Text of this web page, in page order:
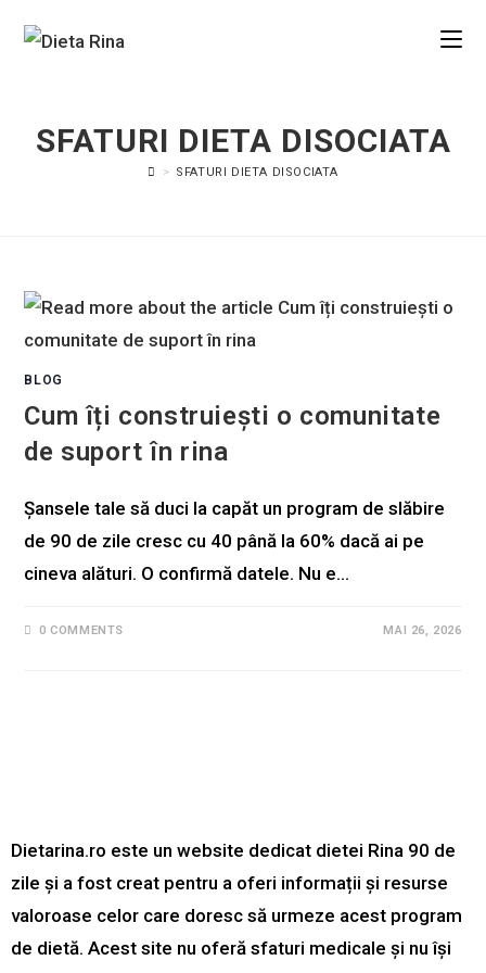
SFATURI DIETA DISOCIATA
> SFATURI DIETA DISOCIATA
BLOG
Cum îți construiești o comunitate
de suport în rina
Șansele tale să duci la capăt un program de slăbire
de 90 de zile cresc cu 40 până la 60% dacă ai pe
cineva alături. O confirmă datele. Nu e…
0 COMMENTS MAI 26, 2026
Dietarina.ro este un website dedicat dietei Rina 90 de
zile și a fost creat pentru a oferi informații și resurse
valoroase celor care doresc să urmeze acest program
de dietă. Acest site nu oferă sfaturi medicale și nu își